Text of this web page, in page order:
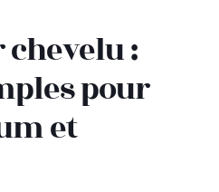
:
pour
et